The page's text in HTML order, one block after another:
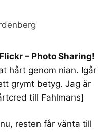
– Photo Sharing!
hårt genom nian. Igår
grymt betyg. Jag är
till Fahlmans]
resten får vänta till